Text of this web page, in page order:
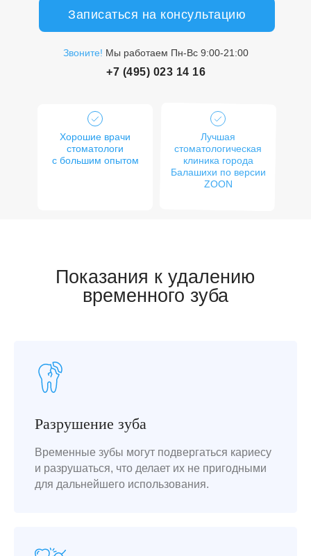
Записаться на консультацию
+7 (495) 023 14 16
Лучшая
стоматологическая
клиника города
Балашихи по версии
ZOON
Хорошие врачи
стоматологи
с большим опытом
Звоните! Мы работаем Пн-Вс 9:00-21:00
Показания к удалению
временного зуба
Разрушение зуба
Временные зубы могут подвергаться кариесу
и разрушаться, что делает их не пригодными
для дальнейшего использования.